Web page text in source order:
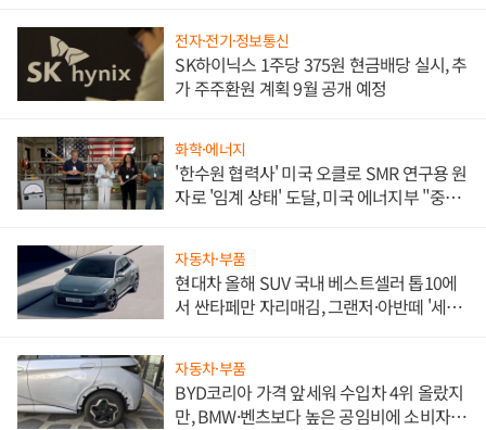
전자·전기·정보통신
SK하이닉스 1주당 375원 현금배당 실시, 추
가 주주환원 계획 9월 공개 예정
화학·에너지
'한수원 협력사' 미국 오클로 SMR 연구용 원
자로 '임계 상태' 도달, 미국 에너지부 "중요
자동차·부품
현대차 올해 SUV 국내 베스트셀러 톱10에
서 싼타페만 자리매김, 그랜저·아반떼 '세단
자동차·부품
BYD코리아 가격 앞세워 수입차 4위 올랐지
만, BMW·벤츠보다 높은 공임비에 소비자